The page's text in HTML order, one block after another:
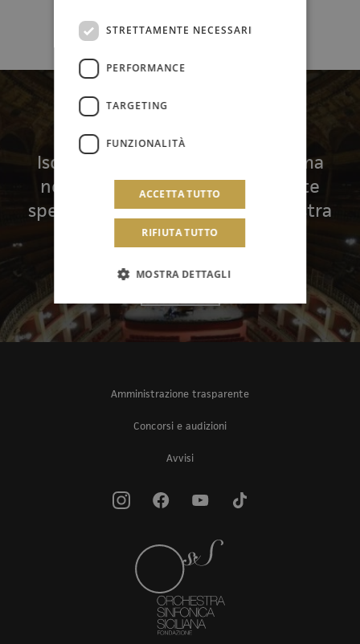
Newsletter
Iscriviti per ricevere in anteprima
notizie, aggiornamenti e offerte
speciali della Fondazione Orchestra
Sinfonica Siciliana
Amministrazione trasparente
Concorsi e audizioni
Avvisi
STRETTAMENTE NECESSARI
PERFORMANCE
TARGETING
FUNZIONALITÀ
ACCETTA TUTTO
RIFIUTA TUTTO
MOSTRA DETTAGLI